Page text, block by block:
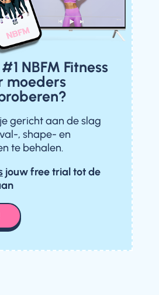
NBFM Fitness
moeders
gericht aan de slag
, shape- en
te behalen.
jouw free trialtot de